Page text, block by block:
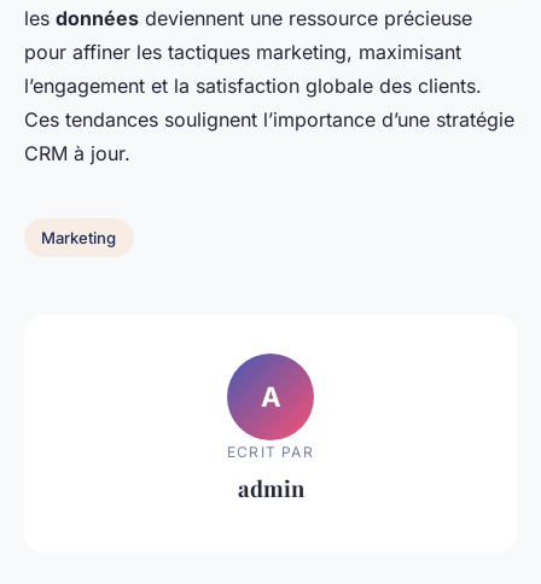
les données deviennent une ressource précieuse
pour affiner les tactiques marketing, maximisant
l’engagement et la satisfaction globale des clients.
Ces tendances soulignent l’importance d’une stratégie
CRM à jour.
Marketing
A
ECRIT PAR
admin